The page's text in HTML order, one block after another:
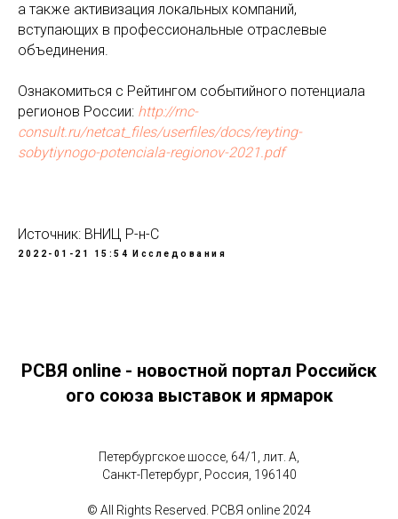
а также активизация локальных компаний,
вступающих в профессиональные отраслевые
объединения.
Ознакомиться с Рейтингом событийного потенциала
регионов России: http://rnc-
consult.ru/netcat_files/userfiles/docs/reyting-
sobytiynogo-potenciala-regionov-2021.pdf
Источник: ВНИЦ Р-н-С
2022-01-21 15:54 Исследования
РСВЯ online - новостной портал Российск
ого союза выставок и ярмарок
Петербургское шоссе, 64/1, лит. А,
Санкт-Петербург, Россия, 196140
© All Rights Reserved. РСВЯ online 2024